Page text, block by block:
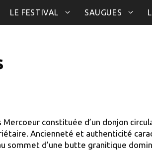
LE FESTIVAL SAUGUES
constituée d’un donjon
Ancienneté et authenticité
sommet d’une butte granitique